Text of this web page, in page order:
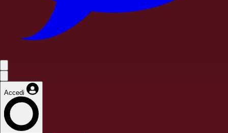
Accedi